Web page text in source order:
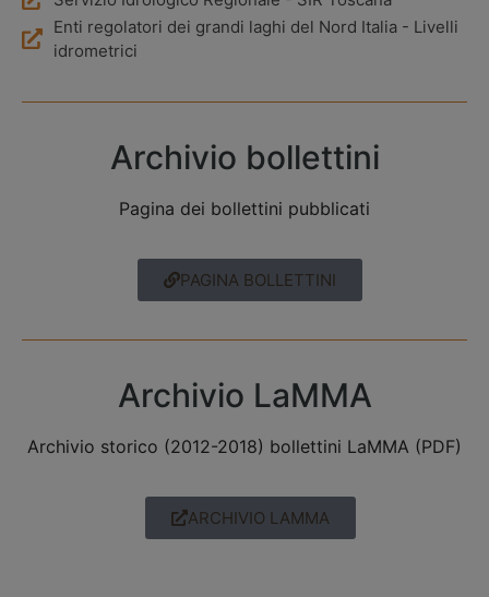
Enti regolatori dei grandi laghi del Nord Italia - Livelli
idrometrici
Archivio bollettini
Pagina dei bollettini pubblicati
PAGINA BOLLETTINI
Archivio LaMMA
Archivio storico (2012-2018) bollettini LaMMA (PDF)
ARCHIVIO LAMMA